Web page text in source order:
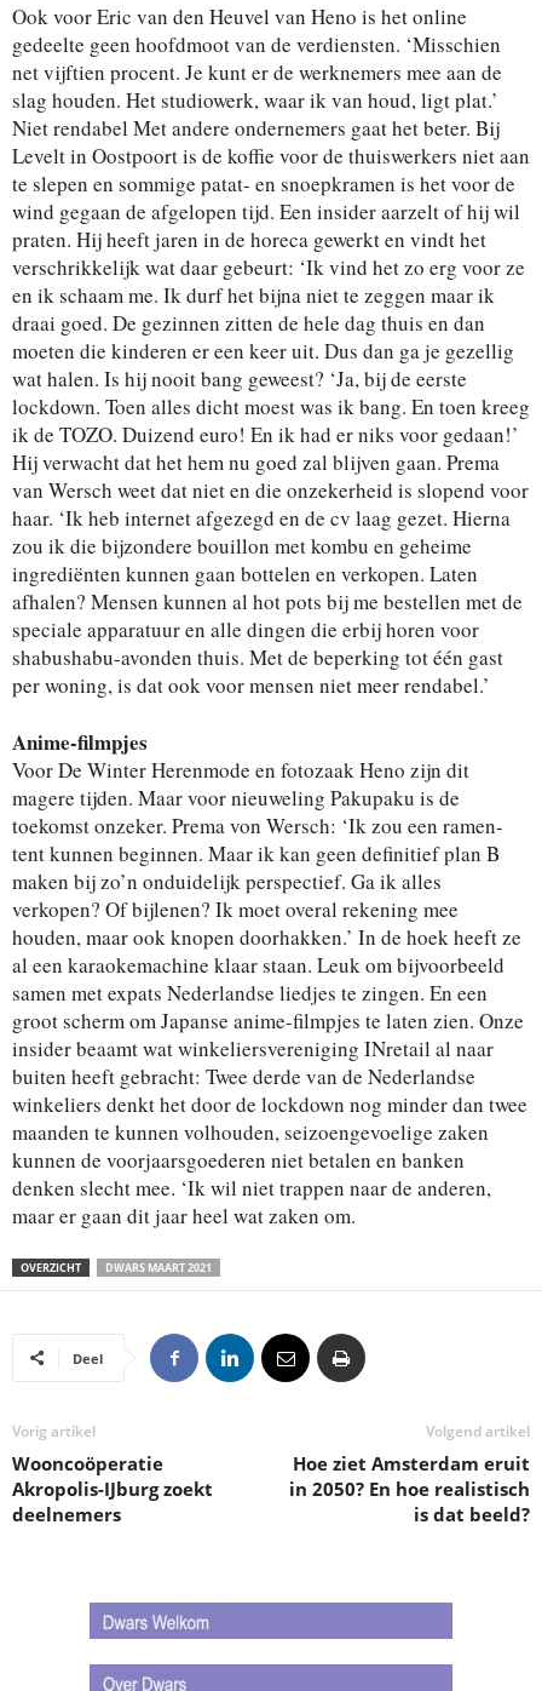
Ook voor Eric van den Heuvel van Heno is het online
gedeelte geen hoofdmoot van de verdiensten. ‘Misschien
net vijftien procent. Je kunt er de werknemers mee aan de
slag houden. Het studiowerk, waar ik van houd, ligt plat.’
Niet rendabel Met andere ondernemers gaat het beter. Bij
Levelt in Oostpoort is de koffie voor de thuiswerkers niet aan
te slepen en sommige patat- en snoepkramen is het voor de
wind gegaan de afgelopen tijd. Een insider aarzelt of hij wil
praten. Hij heeft jaren in de horeca gewerkt en vindt het
verschrikkelijk wat daar gebeurt: ‘Ik vind het zo erg voor ze
en ik schaam me. Ik durf het bijna niet te zeggen maar ik
draai goed. De gezinnen zitten de hele dag thuis en dan
moeten die kinderen er een keer uit. Dus dan ga je gezellig
wat halen. Is hij nooit bang geweest? ‘Ja, bij de eerste
lockdown. Toen alles dicht moest was ik bang. En toen kreeg
ik de TOZO. Duizend euro! En ik had er niks voor gedaan!’
Hij verwacht dat het hem nu goed zal blijven gaan. Prema
van Wersch weet dat niet en die onzekerheid is slopend voor
haar. ‘Ik heb internet afgezegd en de cv laag gezet. Hierna
zou ik die bijzondere bouillon met kombu en geheime
ingrediënten kunnen gaan bottelen en verkopen. Laten
afhalen? Mensen kunnen al hot pots bij me bestellen met de
speciale apparatuur en alle dingen die erbij horen voor
shabushabu-avonden thuis. Met de beperking tot één gast
per woning, is dat ook voor mensen niet meer rendabel.’
Anime-filmpjes
Voor De Winter Herenmode en fotozaak Heno zijn dit
magere tijden. Maar voor nieuweling Pakupaku is de
toekomst onzeker. Prema von Wersch: ‘Ik zou een ramen-
tent kunnen beginnen. Maar ik kan geen definitief plan B
maken bij zo’n onduidelijk perspectief. Ga ik alles
verkopen? Of bijlenen? Ik moet overal rekening mee
houden, maar ook knopen doorhakken.’ In de hoek heeft ze
al een karaokemachine klaar staan. Leuk om bijvoorbeeld
samen met expats Nederlandse liedjes te zingen. En een
groot scherm om Japanse anime-filmpjes te laten zien. Onze
insider beaamt wat winkeliersvereniging INretail al naar
buiten heeft gebracht: Twee derde van de Nederlandse
winkeliers denkt het door de lockdown nog minder dan twee
maanden te kunnen volhouden, seizoengevoelige zaken
kunnen de voorjaarsgoederen niet betalen en banken
denken slecht mee. ‘Ik wil niet trappen naar de anderen,
maar er gaan dit jaar heel wat zaken om.
OVERZICHT DWARS MAART 2021
Deel
Vorig artikel
Wooncoöperatie
Akropolis-IJburg zoekt
deelnemers
Volgend artikel
Hoe ziet Amsterdam eruit
in 2050? En hoe realistisch
is dat beeld?